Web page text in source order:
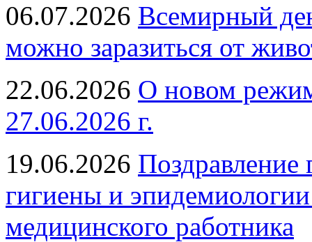
06.07.2026 Всемирный
можно заразиться от
22.06.2026 О новом
27.06.2026 г.
19.06.2026 Поздравление
гигиены и
медицинского работника